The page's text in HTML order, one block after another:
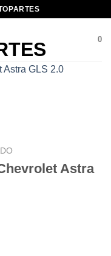
0
Astra